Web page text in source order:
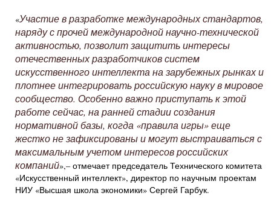
«Участие в разработке международных стандартов,
наряду с прочей международной научно-технической
активностью, позволит защитить интересы
отечественных разработчиков систем
искусственного интеллекта на зарубежных рынках и
плотнее интегрировать российскую науку в мировое
сообщество. Особенно важно приступать к этой
работе сейчас, на ранней стадии создания
нормативной базы, когда «правила игры» еще
жестко не зафиксированы и могут выстраиваться с
максимальным учетом интересов российских
компаний»,– отмечает председатель Технического комитета
«Искусственный интеллект», директор по научным проектам
НИУ «Высшая школа экономики» Сергей Гарбук.